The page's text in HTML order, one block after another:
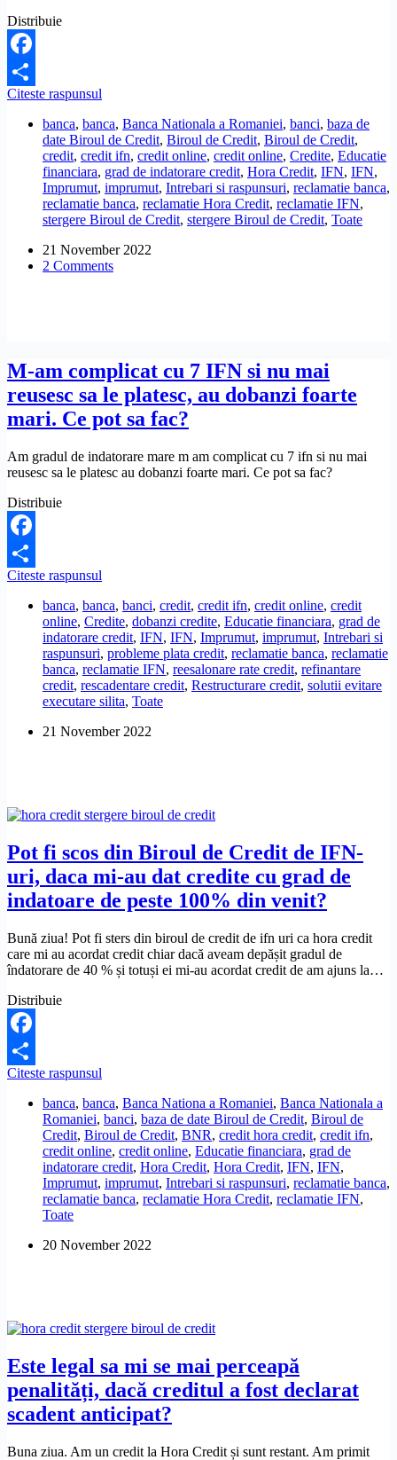
Distribuie
Facebook
Share
Citeste raspunsul
sa
fiu
șters
din
Biroul
de
Credit
Hora
Credit,
credit
cu
depășirea
gradului
îndatorare?
banca, banca, Banca Nationala a Romaniei, banci, baza de
date Biroul de Credit, Biroul de Credit, Biroul de Credit,
credit, credit ifn, credit online, credit online, Credite, Educatie
financiara, grad de indatorare credit, Hora Credit, IFN, IFN,
Imprumut, imprumut, Intrebari si raspunsuri, reclamatie banca,
reclamatie banca, reclamatie Hora Credit, reclamatie IFN,
stergere Biroul de Credit, stergere Biroul de Credit, Toate
21 November 2022
2 Comments
M-am complicat cu 7 IFN si nu mai
reusesc sa le platesc, au dobanzi foarte
mari. Ce pot sa fac?
Am gradul de indatorare mare m am complicat cu 7 ifn si nu mai
reusesc sa le platesc au dobanzi foarte mari. Ce pot sa fac?
Distribuie
Facebook
Share
Citeste raspunsul
complicat
cu
7
IFN
si
nu
mai
sa
foarte
Ce
pot
sa
fac?
banca, banca, banci, credit, credit ifn, credit online, credit
online, Credite, dobanzi credite, Educatie financiara, grad de
indatorare credit, IFN, IFN, Imprumut, imprumut, Intrebari si
raspunsuri, probleme plata credit, reclamatie banca, reclamatie
banca, reclamatie IFN, reesalonare rate credit, refinantare
credit, rescadentare credit, Restructurare credit, solutii evitare
executare silita, Toate
21 November 2022
Pot fi scos din Biroul de Credit de IFN-
uri, daca mi-au dat credite cu grad de
indatoare de peste 100% din venit?
Bună ziua! Pot fi sters din biroul de credit de ifn uri ca hora credit
care mi au acordat credit chiar dacă aveam depășit gradul de
îndatorare de 40 % și totuși ei mi-au acordat credit de am ajuns la…
Distribuie
Facebook
Share
Citeste raspunsul
scos
din
Biroul
de
Credit
de
IFN-
mi-
grad
indatoare
de
peste
100%
din
banca, banca, Banca Nationa a Romaniei, Banca Nationala a
Romaniei, banci, baza de date Biroul de Credit, Biroul de
Credit, Biroul de Credit, BNR, credit hora credit, credit ifn,
credit online, credit online, Educatie financiara, grad de
indatorare credit, Hora Credit, Hora Credit, IFN, IFN,
Imprumut, imprumut, Intrebari si raspunsuri, reclamatie banca,
reclamatie banca, reclamatie Hora Credit, reclamatie IFN,
Toate
20 November 2022
Este legal sa mi se mai perceapă
penalități, dacă creditul a fost declarat
scadent anticipat?
Buna ziua. Am un credit la Hora Credit și sunt restant. Am primit